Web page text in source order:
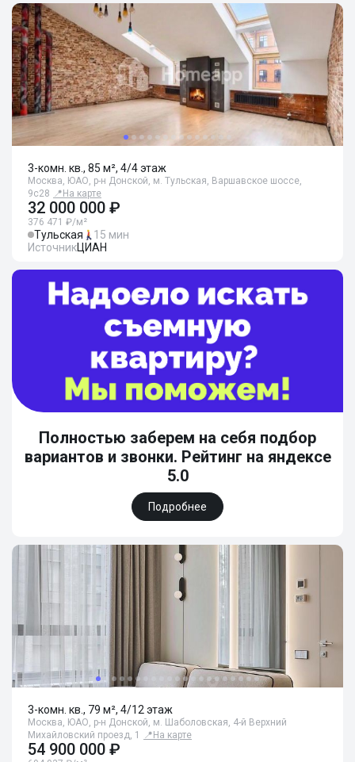
3-комн. кв., 85 м², 4/4 этаж
Москва, ЮАО, р-н Донской, м. Тульская, Варшавское шоссе,
9с28 📍 На карте
32 000 000 ₽
376 471 ₽/м²
Тульская
15 мин
ИсточникЦИАН
Полностью заберем на себя подбор
вариантов и звонки. Рейтинг на яндексе
5.0
Подробнее
3-комн. кв., 79 м², 4/12 этаж
Москва, ЮАО, р-н Донской, м. Шаболовская, 4-й Верхний
Михайловский проезд, 1
📍 На карте
54 900 000 ₽